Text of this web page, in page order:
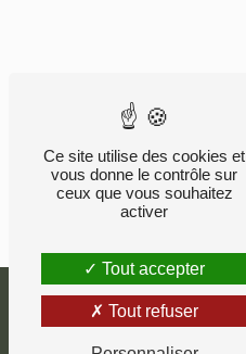
Ce site utilise des cookies et
vous donne le contrôle sur
ceux que vous souhaitez
activer
Tout accepter
Tout refuser